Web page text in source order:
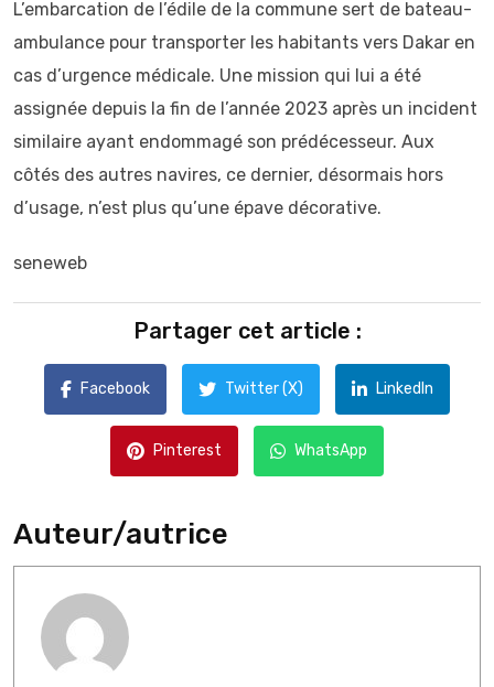
L’embarcation de l’édile de la commune sert de bateau-
ambulance pour transporter les habitants vers Dakar en
cas d’urgence médicale. Une mission qui lui a été
assignée depuis la fin de l’année 2023 après un incident
similaire ayant endommagé son prédécesseur. Aux
côtés des autres navires, ce dernier, désormais hors
d’usage, n’est plus qu’une épave décorative.
seneweb
Partager cet article :
Facebook Twitter (X) LinkedIn
Pinterest WhatsApp
Auteur/autrice